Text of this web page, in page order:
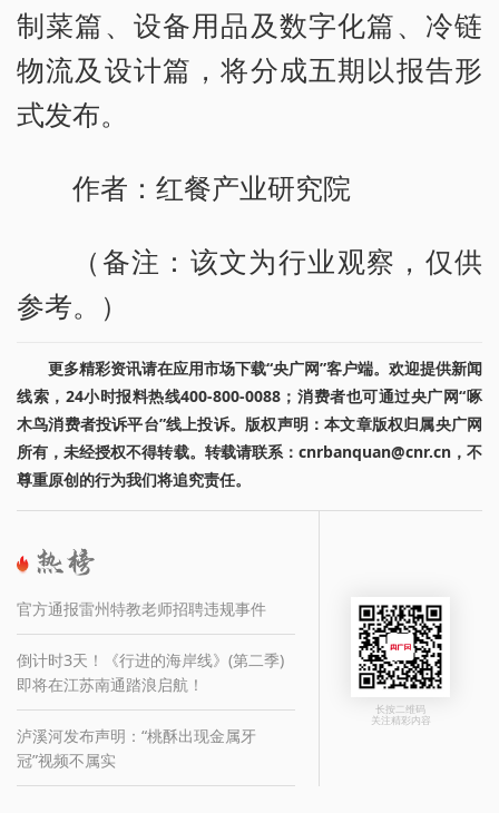
制菜篇、设备用品及数字化篇、冷链
物流及设计篇，将分成五期以报告形
式发布。
作者：红餐产业研究院
（备注：该文为行业观察，仅供
参考。）
更多精彩资讯请在应用市场下载“央广网”客户端。欢迎提供新闻
线索，24小时报料热线400-800-0088；消费者也可通过央广网“啄
木鸟消费者投诉平台”线上投诉。版权声明：本文章版权归属央广网
所有，未经授权不得转载。转载请联系：cnrbanquan@cnr.cn，不
尊重原创的行为我们将追究责任。
官方通报雷州特教老师招聘违规事件
倒计时3天！《行进的海岸线》(第二季)
即将在江苏南通踏浪启航！
泸溪河发布声明：“桃酥出现金属牙
冠”视频不属实
长按二维码
关注精彩内容